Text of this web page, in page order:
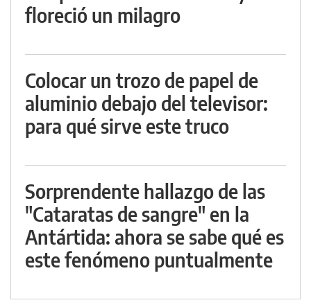
floreció un milagro
Colocar un trozo de papel de
aluminio debajo del televisor:
para qué sirve este truco
Sorprendente hallazgo de las
"Cataratas de sangre" en la
Antártida: ahora se sabe qué es
este fenómeno puntualmente